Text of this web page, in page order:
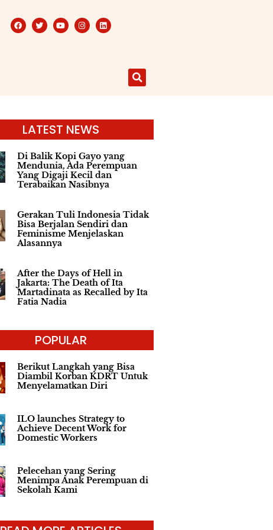
LATEST NEWS
Di Balik Kopi Gayo yang
Mendunia, Ada Perempuan
Yang Digaji Kecil dan
Terabaikan Nasibnya
Gerakan Tuli Indonesia Tidak
Bisa Berjalan Sendiri dan
Feminisme Menjelaskan
Alasannya
After the Days of Hell in
Jakarta: The Death of Ita
Martadinata as Recalled by Ita
Fatia Nadia
POPULAR
Berikut Langkah yang Bisa
Diambil Korban KDRT Untuk
Menyelamatkan Diri
ILO launches Strategy to
Achieve Decent Work for
Domestic Workers
Pelecehan yang Sering
Menimpa Anak Perempuan di
Sekolah Kami